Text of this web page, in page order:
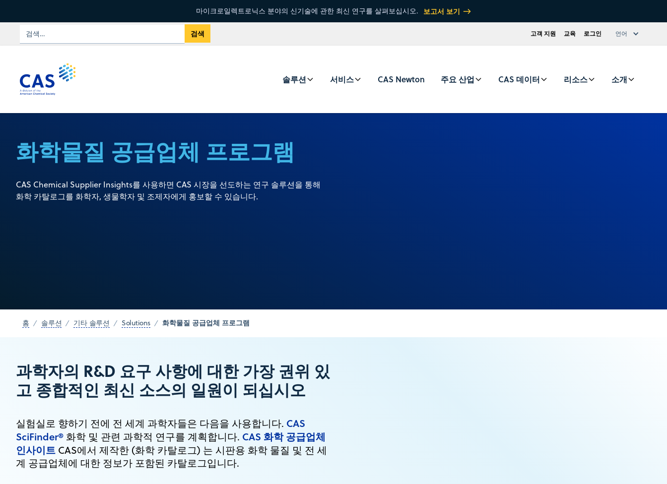
마이크로일렉트로닉스 분야의 신기술에 관한 최신 연구를 살펴보십시오. 보고서 보기
고객 지원 교육 로그인 언어
솔루션 서비스 CAS Newton 주요 산업 CAS 데이터 리소스 소개
화학물질 공급업체 프로그램
CAS Chemical Supplier Insights를 사용하면 CAS 시장을 선도하는 연구 솔루션을 통해
화학 카탈로그를 화학자, 생물학자 및 조제자에게 홍보할 수 있습니다.
홈 솔루션 기타 솔루션 Solutions 화학물질 공급업체 프로그램
과학자의 R&D 요구 사항에 대한 가장 권위 있
고 종합적인 최신 소스의 일원이 되십시오
실험실로 향하기 전에 전 세계 과학자들은 다음을 사용합니다. CAS
SciFinder® 화학 및 관련 과학적 연구를 계획합니다. CAS 화학 공급업체
인사이트 CAS에서 제작한 (화학 카탈로그) 는 시판용 화학 물질 및 전 세
계 공급업체에 대한 정보가 포함된 카탈로그입니다.